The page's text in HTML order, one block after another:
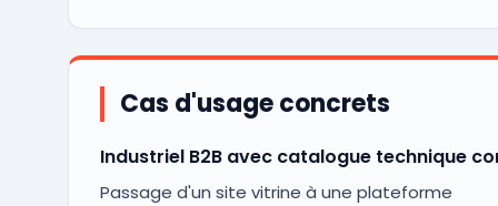
Cas d'usage concrets
Industriel B2B avec catalogue technique
Passage d'un site vitrine à une plateforme